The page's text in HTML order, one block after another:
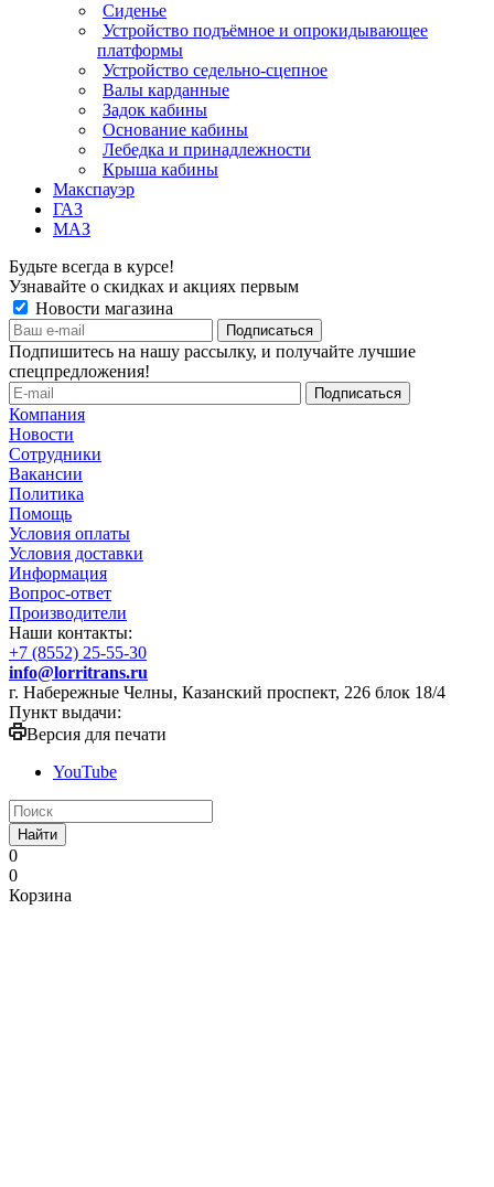
Сиденье
Устройство подъёмное и опрокидывающее
платформы
Устройство седельно-сцепное
Валы карданные
Задок кабины
Основание кабины
Лебедка и принадлежности
Крыша кабины
Макспауэр
ГАЗ
МАЗ
Будьте всегда в курсе!
Узнавайте о скидках и акциях первым
Новости магазина
Подпишитесь на нашу рассылку, и получайте лучшие
спецпредложения!
Компания
Новости
Сотрудники
Вакансии
Политика
Помощь
Условия оплаты
Условия доставки
Информация
Вопрос-ответ
Производители
Наши контакты:
+7 (8552) 25-55-30
info@lorritrans.ru
г. Набережные Челны, Казанский проспект, 226 блок 18/4
Пункт выдачи:
Версия для печати
YouTube
Найти
0
0
Корзина